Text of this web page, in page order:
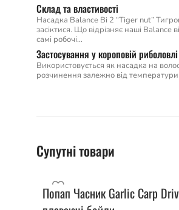
Склад та властивості
Насадка Balance Bi 2 “Tiger nut”
засіктися. Що відрізняє наші Balance
самі робочі…
Застосування у короповій риболовлі
Використовується як насадка на
розчинення залежно від
Супутні товари
Попап Часник Garlic Carp